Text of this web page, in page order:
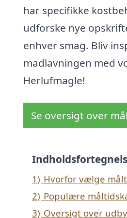
har specifikke
udforske nye
enhver smag. Bliv
madlavningen med
Herlufmagle!
Se oversigt over
1) Hvorfor vælge
2) Populære
3) Oversigt over